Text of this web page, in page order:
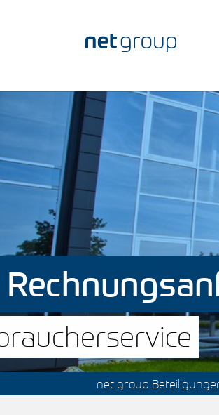
Zum Hauptinhalt springen
Sie sind hier:
net group